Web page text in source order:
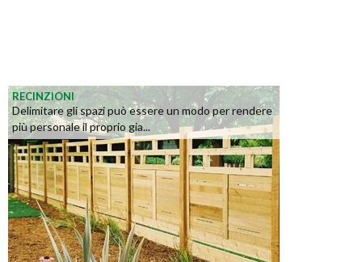
RECINZIONI
Delimitare gli spazi può essere un modo per rendere
più personale il proprio gia...